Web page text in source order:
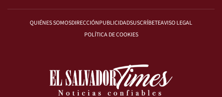
QUIÉNES SOMOSDIRECCIÓNPUBLICIDADSUSCRÍBETEAVISO LEGAL
POLÍTICA DE COOKIES